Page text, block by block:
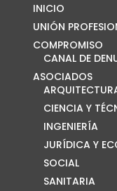
INICIO
UNIÓN
COMPROMISO
CANAL DE
ASOCIADOS
CIENCIA Y
INGENIERÍA
JURÍDICA Y
SOCIAL
SANITARIA